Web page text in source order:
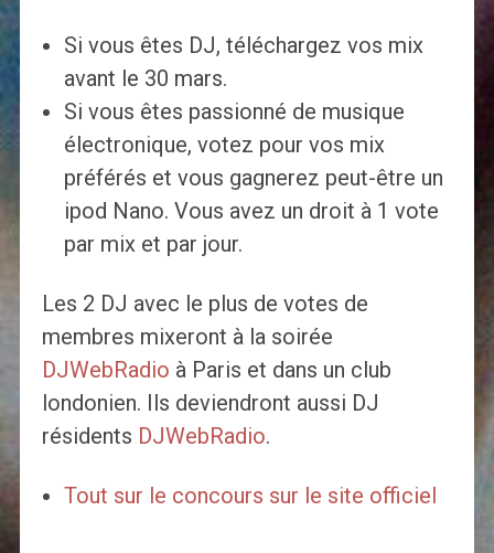
Si vous êtes DJ, téléchargez vos mix
avant le 30 mars.
Si vous êtes passionné de musique
électronique, votez pour vos mix
préférés et vous gagnerez peut-être un
ipod Nano. Vous avez un droit à 1 vote
par mix et par jour.
Les 2 DJ avec le plus de votes de
membres mixeront à la soirée
DJWebRadio à Paris et dans un club
londonien. Ils deviendront aussi DJ
résidents DJWebRadio.
Tout sur le concours sur le site officiel